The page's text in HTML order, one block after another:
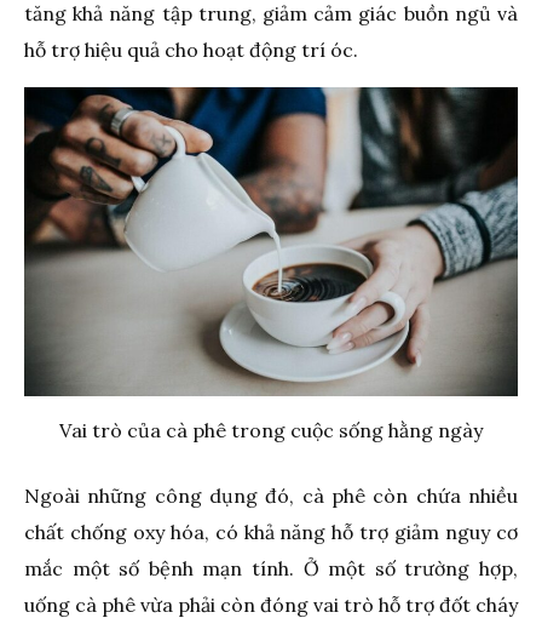
tăng khả năng tập trung, giảm cảm giác buồn ngủ và
hỗ trợ hiệu quả cho hoạt động trí óc.
Vai trò của cà phê trong cuộc sống hằng ngày
Ngoài những công dụng đó, cà phê còn chứa nhiều
chất chống oxy hóa, có khả năng hỗ trợ giảm nguy cơ
mắc một số bệnh mạn tính. Ở một số trường hợp,
uống cà phê vừa phải còn đóng vai trò hỗ trợ đốt cháy